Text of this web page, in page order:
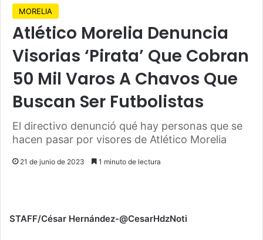
MORELIA
Atlético Morelia Denuncia
Visorias ‘Pirata’ Que Cobran
50 Mil Varos A Chavos Que
Buscan Ser Futbolistas
El directivo denunció qué hay personas que se
hacen pasar por visores de Atlético Morelia
21 de junio de 2023 1 minuto de lectura
STAFF/César Hernández-@CesarHdzNoti